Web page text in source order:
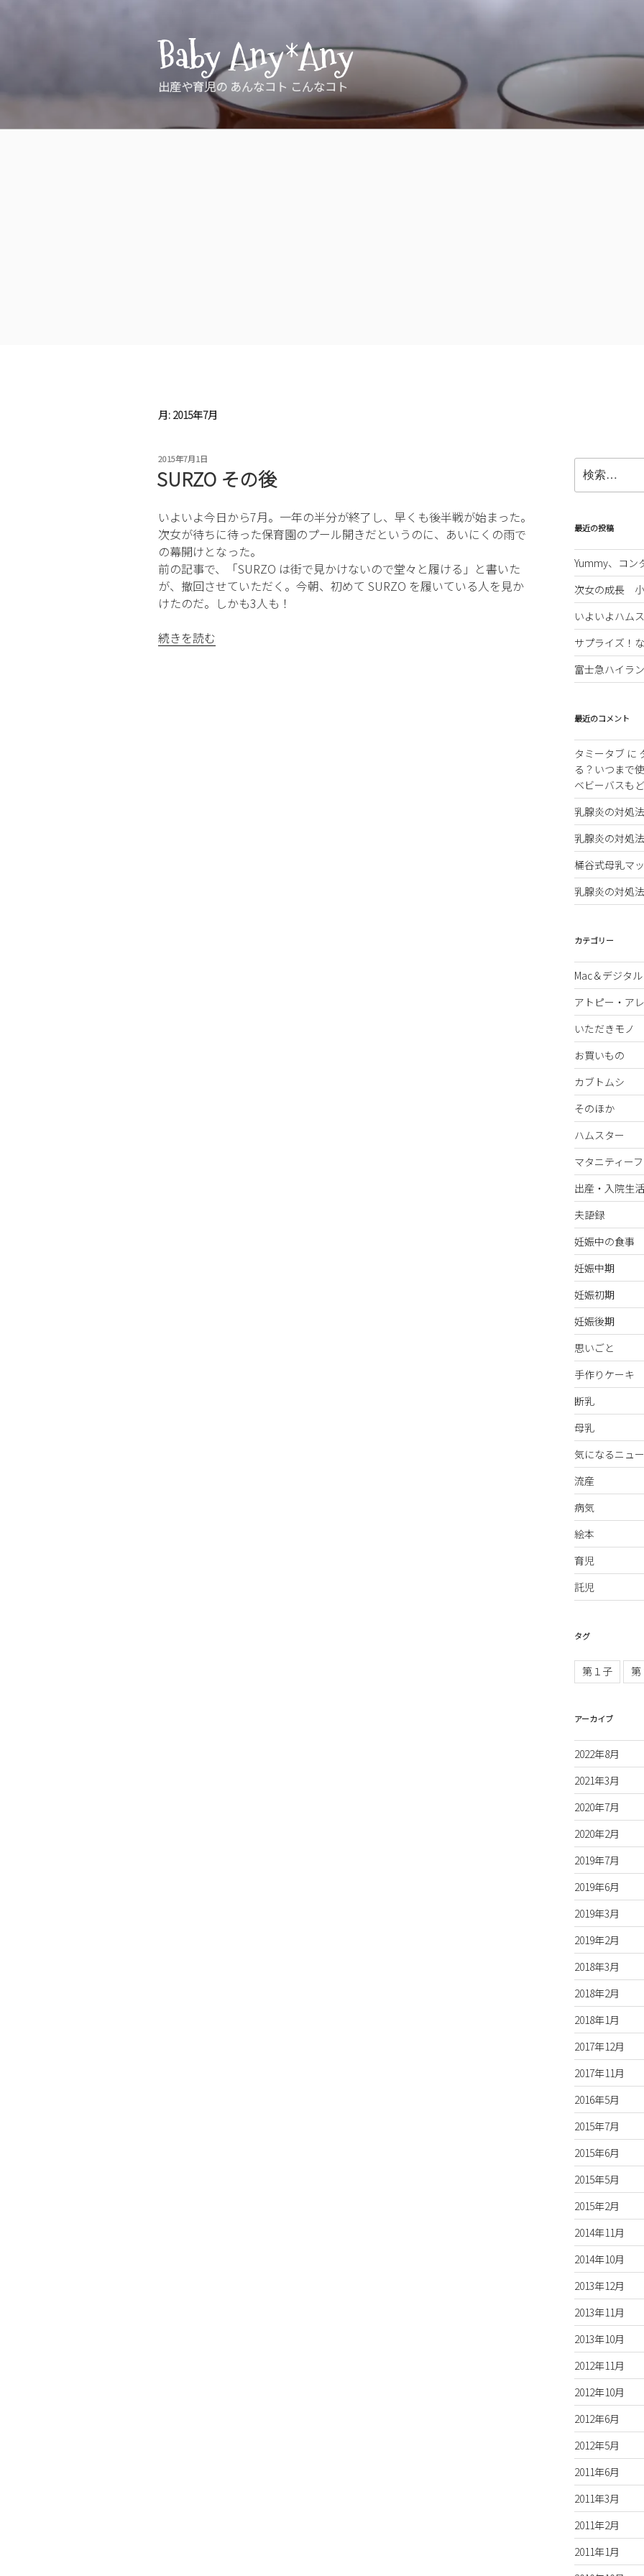
へ
キ
Baby Any*Any
出産や育児の あんなコト こんなコト
月: 2015年7月
投
日:
2015年7月1日
SURZO その後
いよいよ今日から7月。一年の半分が終了し、早くも後半戦が始まった。
次女が待ちに待った保育園のプール開きだというのに、あいにくの雨で
の幕開けとなった。
前の記事で、「SURZO は街で見かけないので堂々と履ける」と書いた
が、撤回させていただく。今朝、初めて SURZO を履いている人を見か
けたのだ。しかも3人も！
“SURZO
続きを読む
索:
最近の投稿
Yummy、コン
次女の成長
いよいよハム
サプライズ！
富士急ハイラ
最近のコメント
タミータブに
る？いつまで
ベビーバスも
乳腺炎の対処法
乳腺炎の対処法
桶谷式母乳マ
乳腺炎の対処法
カテゴリー
Mac＆デジタル
アトピー・ア
いただきモノ
お買いもの
カブトムシ
そのほか
ハムスター
マタニティー
出産・入院生活
夫語録
妊娠中の食事
妊娠中期
妊娠初期
妊娠後期
思いごと
手作りケーキ
断乳
母乳
気になるニュ
流産
病気
絵本
育児
託児
タグ
第１子 第
アーカイブ
2022年8月
2021年3月
2020年7月
2020年2月
2019年7月
2019年6月
2019年3月
2019年2月
2018年3月
2018年2月
2018年1月
2017年12月
2017年11月
2016年5月
2015年7月
2015年6月
2015年5月
2015年2月
2014年11月
2014年10月
2013年12月
2013年11月
2013年10月
2012年11月
2012年10月
2012年6月
2012年5月
2011年6月
2011年3月
2011年2月
2011年1月